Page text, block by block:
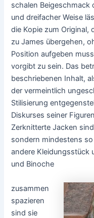
schalen Beigeschmack
und dreifacher Weise
die Kopie zum Original,
zu James übergehen,
Position aufgeben
vorgibt zu sein. Das
beschriebenen Inhalt,
der vermeintlich
Stilisierung
Diskurses seiner
Zerknitterte Jacken
sondern mindestens
andere Kleidungsstück
und Binoche
zusammen
spazieren
sind sie